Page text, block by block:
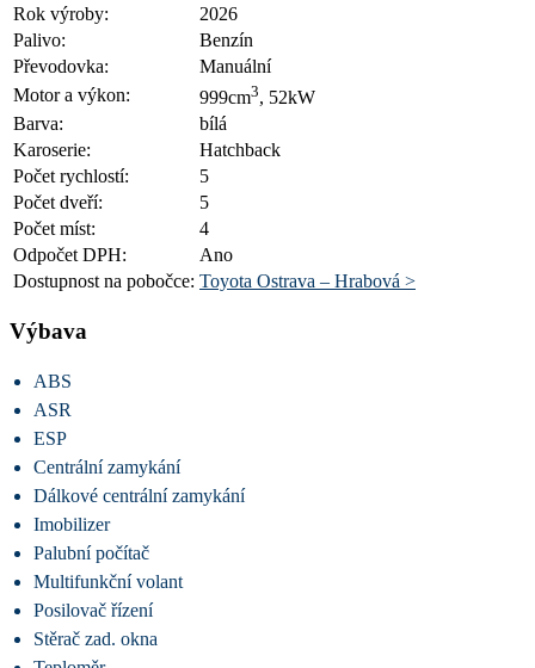
Rok výroby:
2026
Palivo:
Benzín
Převodovka:
Manuální
Motor a výkon:
999cm3, 52kW
Barva:
bílá
Karoserie:
Hatchback
Počet rychlostí:
5
Počet dveří:
5
Počet míst:
4
Odpočet DPH:
Ano
Dostupnost na pobočce: Toyota Ostrava – Hrabová >
Výbava
ABS
ASR
ESP
Centrální zamykání
Dálkové centrální zamykání
Imobilizer
Palubní počítač
Multifunkční volant
Posilovač řízení
Stěrač zad. okna